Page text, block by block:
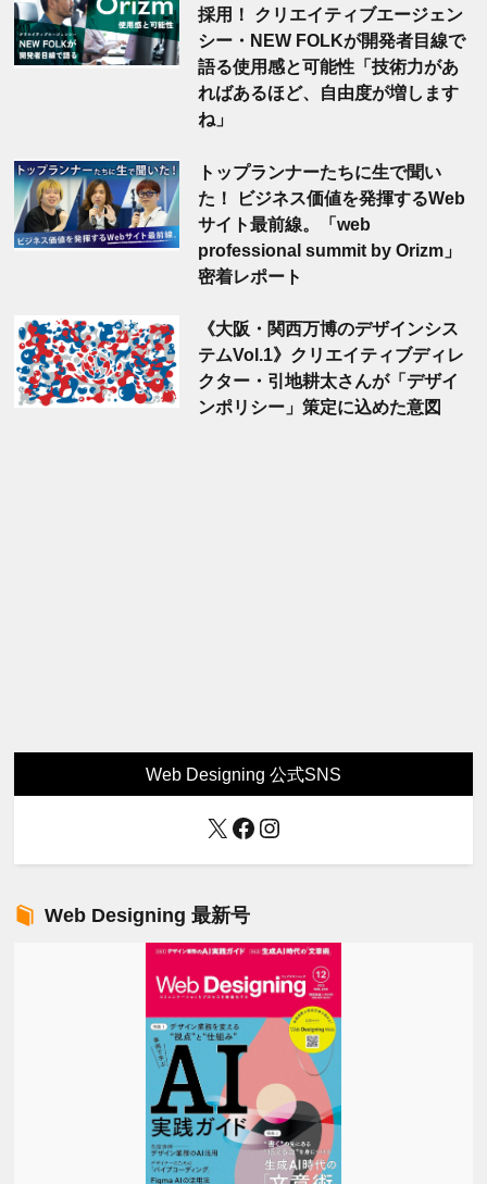
採用！ クリエイティブエージェン
シー・NEW FOLKが開発者目線で
語る使用感と可能性「技術力があ
ればあるほど、自由度が増します
ね」
トップランナーたちに生で聞い
た！ ビジネス価値を発揮するWeb
サイト最前線。「web
professional summit by Orizm」
密着レポート
《大阪・関西万博のデザインシス
テムVol.1》クリエイティブディレ
クター・引地耕太さんが「デザイ
ンポリシー」策定に込めた意図
Web Designing 公式SNS
X Facebook
Instagram
Web Designing 最新号